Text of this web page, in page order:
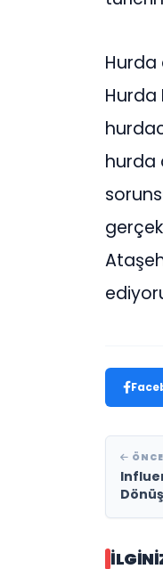
Hurda
Hurda
hurda